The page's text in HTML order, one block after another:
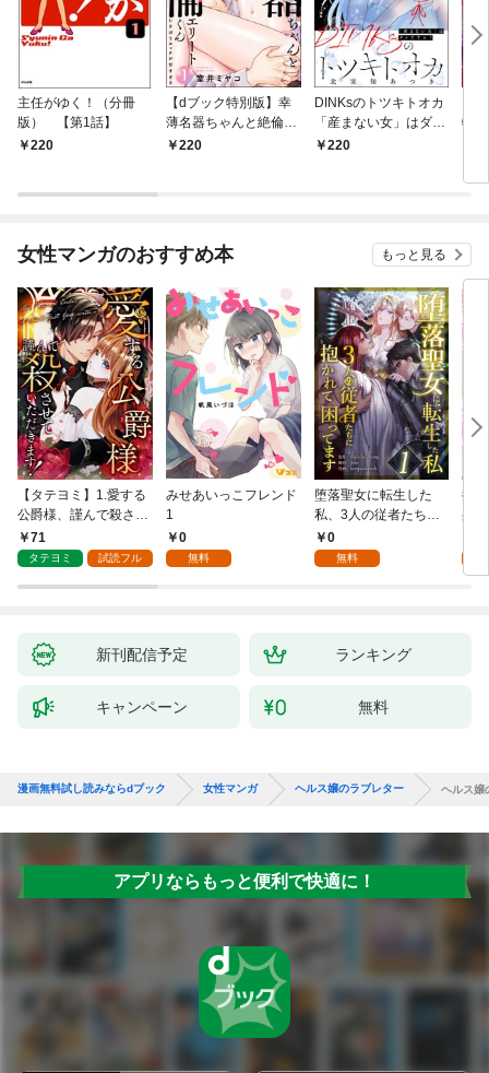
主任がゆく！（分冊
版） 【第1話】
220
【dブック特別版】幸
薄名器ちゃんと絶倫エ
リートくん むさぼりエ
220
DINKsのトツキトオカ
「産まない女」はダメ
ですか？（分冊版）
220
物
話】
女性マンガのおすすめ本 もっと見る
【タテヨミ】1.愛する
公爵様、謹んで殺させ
ていただきます！
71
タテヨミ 試読フル
みせあいっこフレンド
1
0
無料
堕落聖女に転生した
私、3人の従者たちに
抱かれて困ってます 第
1話
0
無料
授
身
新刊配信予定 ランキング
キャンペーン 無料
漫画無料試し読みならdブック 女性マンガ ヘルス嬢のラブレター ヘルス嬢
アプリならもっと便利で快適に！